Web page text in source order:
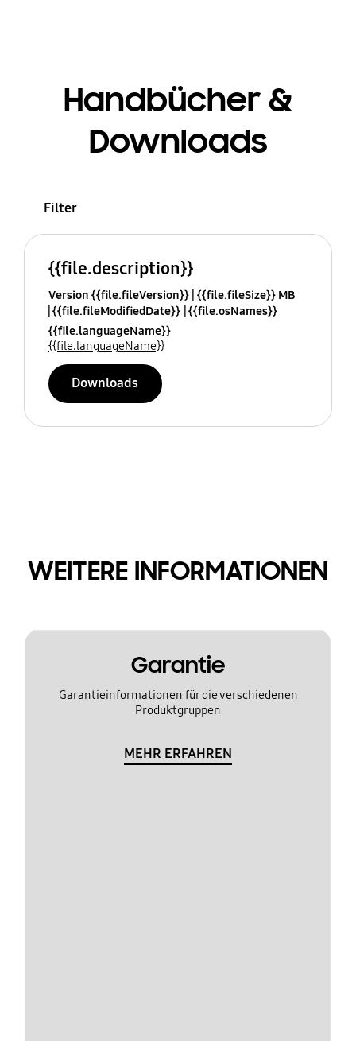
Handbücher &
Downloads
Filter
{{file.description}}
Version {{file.fileVersion}} {{file.fileSize}} MB
{{file.fileModifiedDate}} {{file.osNames}}
{{file.languageName}}
{{file.languageName}}
Downloads
WEITERE INFORMATIONEN
Garantie
Garantieinformationen für die verschiedenen
Produktgruppen
MEHR ERFAHREN